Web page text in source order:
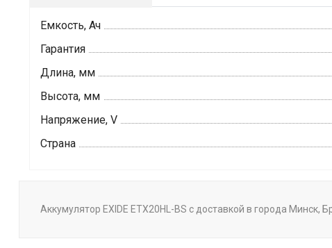
Емкость, Ач
Гарантия
Длина, мм
Высота, мм
Напряжение, V
Страна
Аккумулятор EXIDE ETX20HL-BS с доставкой в города